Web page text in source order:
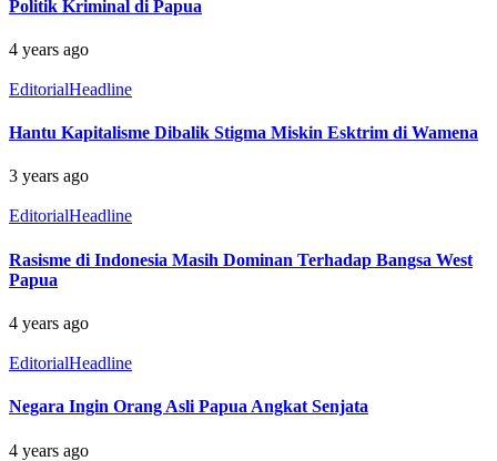
Politik Kriminal di Papua
4 years ago
EditorialHeadline
Hantu Kapitalisme Dibalik Stigma Miskin Esktrim di Wamena
3 years ago
EditorialHeadline
Rasisme di Indonesia Masih Dominan Terhadap Bangsa West
Papua
4 years ago
EditorialHeadline
Negara Ingin Orang Asli Papua Angkat Senjata
4 years ago